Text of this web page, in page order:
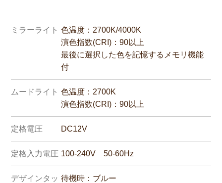
ミラーライト 色温度：2700K/4000K
演色指数(CRI)：90以上
最後に選択した色を記憶するメモリ機能
付
ムードライト 色温度：2700K
演色指数(CRI)：90以上
定格電圧 DC12V
定格入力電圧 100-240V 50-60Hz
デザインタッ 待機時：ブルー